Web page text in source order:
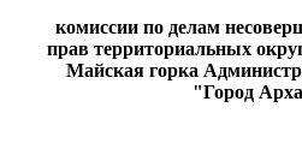
комиссии по делам
прав территориальных
Майская горка
"Город